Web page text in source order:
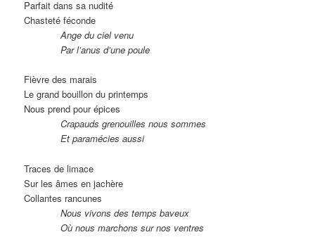
Parfait dans sa nudité
Chasteté féconde
Ange du ciel venu
Par l’anus d’une poule
Fièvre des marais
Le grand bouillon du printemps
Nous prend pour épices
Crapauds grenouilles nous sommes
Et paramécies aussi
Traces de limace
Sur les âmes en jachère
Collantes rancunes
Nous vivons des temps baveux
Où nous marchons sur nos ventres